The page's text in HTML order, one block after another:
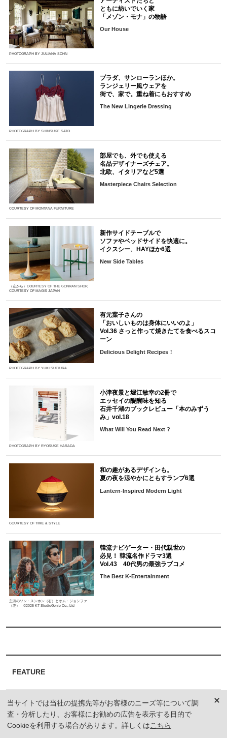
FEATURE
市川團子、市川染五郎らが登場！
話題の若手歌舞伎俳優が一冊に
大反響のビジュアル本が絶賛発売中
KABUKI HOPE
PHOTOGRAPH BY JULIANA SOHN
ともに紡いでいく家
「メゾン・モナ」の物語
Our House
PHOTOGRAPH BY SHINSUKE SATO
プラダ、サンローランほか。
ランジェリー風ウェアを
街で、家で。重ね着にもおすすめ
The New Lingerie Dressing
COURTESY OF MONTANA FURNITURE
部屋でも、外でも使える
名品デザイナーズチェア。
北欧、イタリアなど5選
Masterpiece Chairs Selection
（左から）COURTESY OF THE CONRAN SHOP,
COURTESY OF MAGIS JAPAN
新作サイドテーブルで
ソファやベッドサイドを快適に。
イクスシー、HAYほか6選
New Side Tables
PHOTOGRAPH BY YUKI SUGIURA
有元葉子さんの
「おいしいものは身体にいいのよ」
Vol.36 さっと作って焼きたてを食べるスコ
ーン
Delicious Delight Recipes！
PHOTOGRAPH BY RYOSUKE HARADA
小津夜景と堀江敏幸の2冊で
エッセイの醍醐味を知る
石井千湖のブックレビュー「本のみずう
み」vol.18
What Will You Read Next ?
COURTESY OF TIME & STYLE
和の趣があるデザインも。
夏の夜を涼やかにともすランプ6選
Lantern-Inspired Modern Light
主演のソン・スンホン（右）とオム・ジョンファ
（左） ©2025 KT StudioGenie Co., Ltd
韓流ナビゲーター・田代親世の
必見！ 韓流名作ドラマ3選
Vol.43 40代男の最強ラブコメ
The Best K-Entertainment
当サイトでは当社の提携先等がお客様のニーズ等について調
査・分析したり、お客様にお勧めの広告を表示する目的で
Cookieを利用する場合があります。詳しくはこちら